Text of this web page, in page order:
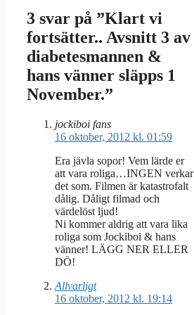
3 svar på ”Klart vi
fortsätter.. Avsnitt 3 av
diabetesmannen &
hans vänner släpps 1
November.”
jockiboi fans
16 oktober, 2012 kl. 01:59
Era jävla sopor! Vem lärde er
att vara roliga…INGEN verkar
det som. Filmen är katastrofalt
dålig. Dåligt filmad och
värdelöst ljud!
Ni kommer aldrig att vara lika
roliga som Jockiboi & hans
vänner! LÄGG NER ELLER
DÖ!
Allvarligt
16 oktober, 2012 kl. 19:14